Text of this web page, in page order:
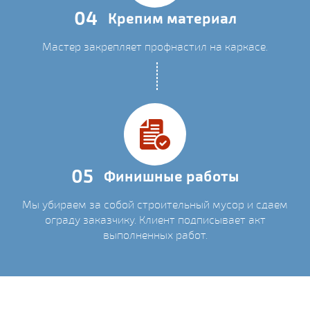
04 Крепим материал
Мастер закрепляет профнастил на каркасе.
05 Финишные работы
Мы убираем за собой строительный мусор и сдаем
ограду заказчику. Клиент подписывает акт
выполненных работ.